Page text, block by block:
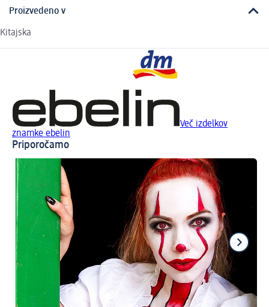
Proizvedeno v
Kitajska
Več izdelkov
znamke ebelin
Priporočamo